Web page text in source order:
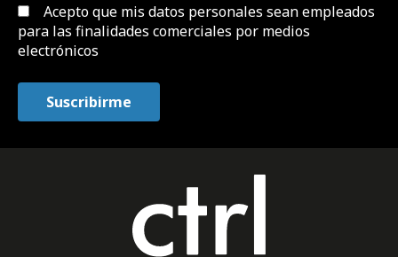
Acepto que mis datos personales sean empleados
para las finalidades comerciales por medios
electrónicos